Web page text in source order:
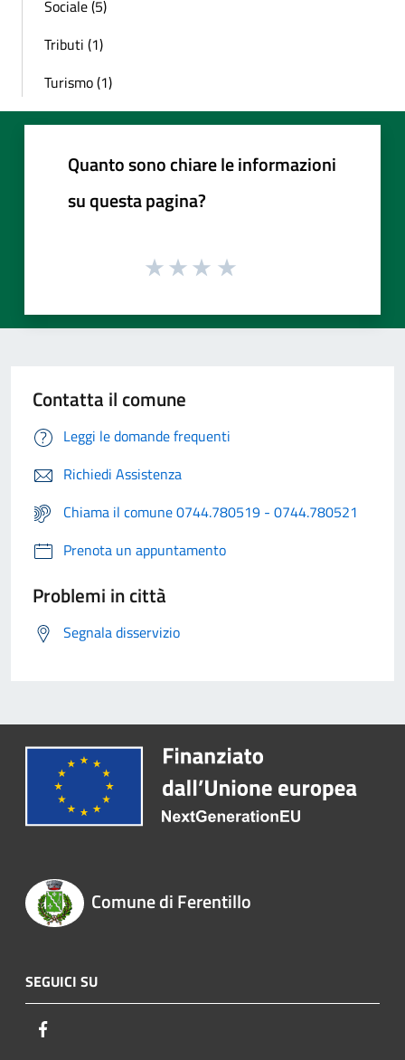
Sociale (5)
Tributi (1)
Turismo (1)
Quanto sono chiare le informazioni
su questa pagina?
Contatta il comune
Leggi le domande frequenti
Richiedi Assistenza
Chiama il comune 0744.780519 - 0744.780521
Prenota un appuntamento
Problemi in città
Segnala disservizio
Comune di Ferentillo
SEGUICI SU